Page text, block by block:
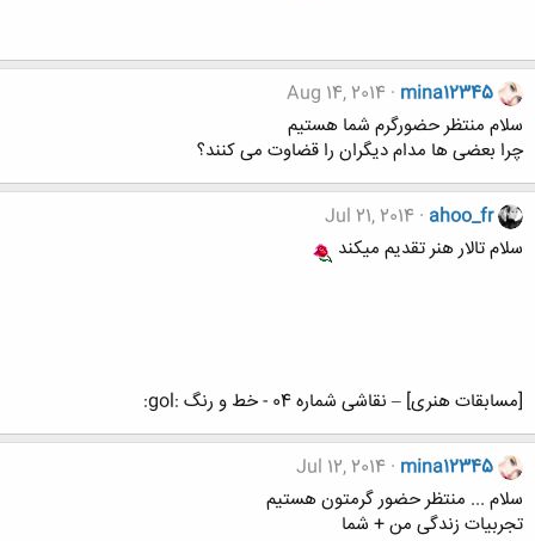
mina12345
Aug 14, 2014
سلام منتظر حضورگرم شما هستيم
چرا بعضی ها مدام دیگران را قضاوت می کنند؟
ahoo_fr
Jul 21, 2014
سلام تالار هنر تقدیم میکند
[مسابقات هنری] – نقاشی شماره 04 - خط و رنگ :gol:
mina12345
Jul 12, 2014
سلام ... منتظر حضور گرمتون هستیم
تجربیات زندگی من + شما